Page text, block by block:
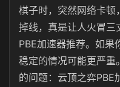
棋子时，突然网络卡顿
掉线，真是让人火冒三
PBE加速器推荐。如果
稳定的情况可能更严重
的问题：云顶之弈PBE